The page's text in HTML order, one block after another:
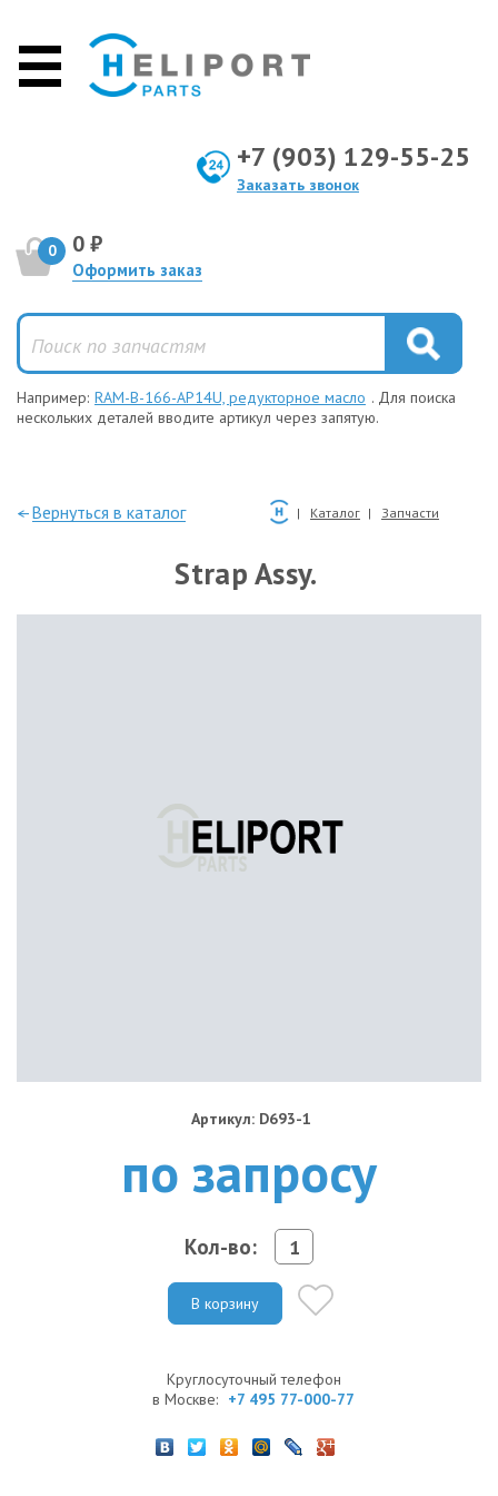
+7 (903) 129-55-25
Заказать звонок
0 0 ₽
Оформить заказ
Например: RAM-B-166-AP14U, редукторное масло . Для поиска
нескольких деталей вводите артикул через запятую.
—Вернуться в каталог Каталог Запчасти
Strap Assy.
Артикул: D693-1
по запросу
Кол-во:
В корзину
Круглосуточный телефон
в Москве: +7 495 77-000-77